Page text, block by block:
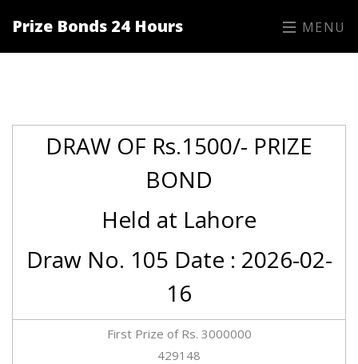
Prize Bonds 24 Hours MENU
DRAW OF Rs.1500/- PRIZE
BOND
Held at Lahore
Draw No. 105 Date : 2026-02-
16
First Prize of Rs. 3000000
429148